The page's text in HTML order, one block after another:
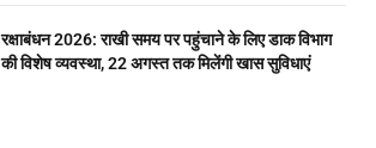
रक्षाबंधन 2026: राखी समय पर पहुंचाने के लिए डाक विभाग
की विशेष व्यवस्था, 22 अगस्त तक मिलेंगी खास सुविधाएं